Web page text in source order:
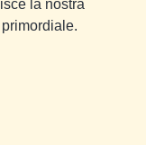
la nostra